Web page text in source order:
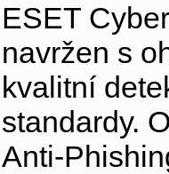
ESET
navržen s
kvalitní
standardy.
Anti-